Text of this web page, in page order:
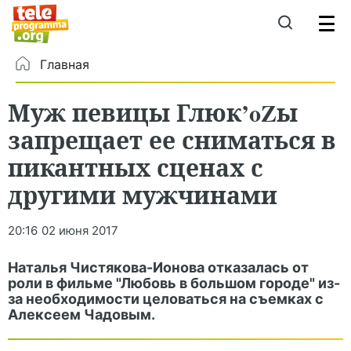
Главная
Муж певицы Глюк’oZы
запрещает ее сниматься в
пикантных сценах с
другими мужчинами
20:16 02 июня 2017
Наталья Чистякова-Ионова отказалась от
роли в фильме "Любовь в большом городе" из-
за необходимости целоваться на съемках с
Алексеем Чадовым.